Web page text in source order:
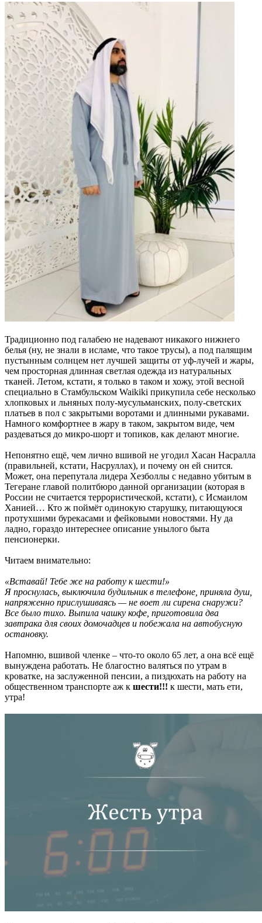
Традиционно под галабею не надевают никакого нижнего
белья (ну, не знали в исламе, что такое трусы), а под палящим
пустынным солнцем нет лучшей защиты от уф-лучей и жары,
чем просторная длинная светлая одежда из натуральных
тканей. Летом, кстати, я только в таком и хожу, этой весной
специально в Стамбульском Waikiki прикупила себе несколько
хлопковых и льняных полу-мусульманских, полу-светских
платьев в пол с закрытыми воротами и длинными рукавами.
Намного комфортнее в жару в таком, закрытом виде, чем
раздеваться до микро-шорт и топиков, как делают многие.
Непонятно ещё, чем лично вшивой не угодил Хасан Насралла
(правильней, кстати, Насруллах), и почему он ей снится.
Может, она перепутала лидера Хезболлы с недавно убитым в
Тегеране главой политбюро данной организации (которая в
России не считается террористической, кстати), с Исмаилом
Ханией… Кто ж поймёт одинокую старушку, питающуюся
протухшими бурекасами и фейковыми новостями. Ну да
ладно, гораздо интереснее описание унылого быта
пенсионерки.
Читаем внимательно:
«Вставай! Тебе же на работу к шести!»
Я проснулась, выключила будильник в телефоне, приняла душ,
напряженно прислушиваясь — не воет ли сирена снаружи?
Все было тихо. Выпила чашку кофе, приготовила два
завтрака для своих домочадцев и побежала на автобусную
остановку.
Напомню, вшивой членке – что-то около 65 лет, а она всё ещё
вынуждена работать. Не благостно валяться по утрам в
кроватке, на заслуженной пенсии, а пиздюхать на работу на
общественном транспорте аж к шести!!! к шести, мать ети,
утра!